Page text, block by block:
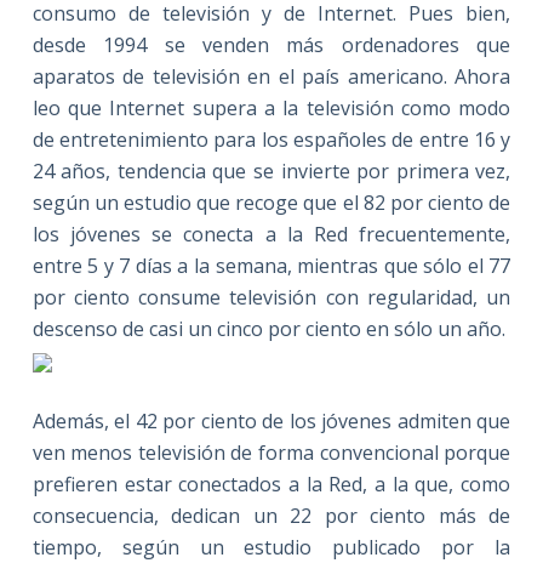
consumo de televisión y de Internet. Pues bien,
desde 1994 se venden más ordenadores que
aparatos de televisión en el país americano. Ahora
leo que Internet supera a la televisión como modo
de entretenimiento para los españoles de entre 16 y
24 años, tendencia que se invierte por primera vez,
según un estudio que recoge que el 82 por ciento de
los jóvenes se conecta a la Red frecuentemente,
entre 5 y 7 días a la semana, mientras que sólo el 77
por ciento consume televisión con regularidad, un
descenso de casi un cinco por ciento en sólo un año.
Además, el 42 por ciento de los jóvenes admiten que
ven menos televisión de forma convencional porque
prefieren estar conectados a la Red, a la que, como
consecuencia, dedican un 22 por ciento más de
tiempo, según un estudio publicado por la